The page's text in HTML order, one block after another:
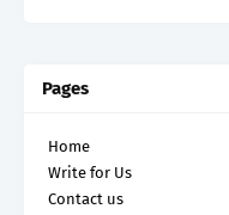
Pages
Home
Write for Us
Contact us